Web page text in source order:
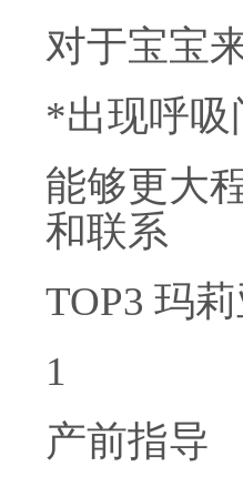
对于宝宝
*出现呼吸
能够更大
和联系
TOP3 玛
1
产前指导